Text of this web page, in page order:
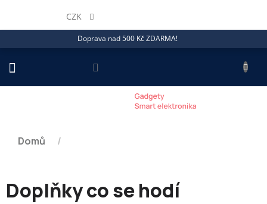
obsah
Doprava nad 500 Kč ZDARMA!
CZK
Domů /
Doplňky co se hodí